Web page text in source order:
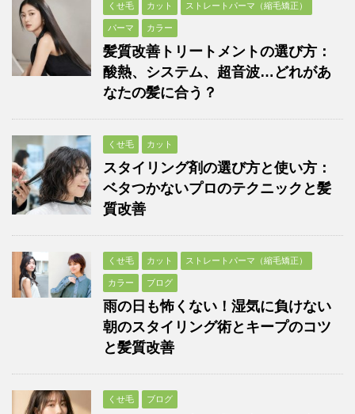
くせ毛 カット ストレートパーマ（縮毛矯正）
パーマ カラー
髪質改善トリートメントの選び方：
酸熱、システム、超音波…どれがあ
なたの髪に合う？
くせ毛 カット
スタイリング剤の選び方と使い方：
ベタつかないプロのテクニックと髪
質改善
くせ毛 カット ストレートパーマ（縮毛矯正）
カラー ブログ
雨の日も怖くない！湿気に負けない
朝のスタイリング術とキープのコツ
と髪質改善
くせ毛 ブログ